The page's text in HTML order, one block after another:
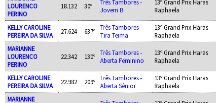
LOURENCO
PERINO
18.132 30º
Três Tambores -
Jovem B
13º Grand Prix Haras
Raphaela
KELLY CAROLINE
PEREIRA DA SILVA
27.624 637º
Três Tambores -
Tira Teima
13º Grand Prix Haras
Raphaela
MARIANNE
LOURENCO
PERINO
22.342 130º
Três Tambores -
Aberta Feminino
13º Grand Prix Haras
Raphaela
KELLY CAROLINE
PEREIRA DA SILVA
22.982 209º
Três Tambores -
Aberta Sênior
13º Grand Prix Haras
Raphaela
MARIANNE